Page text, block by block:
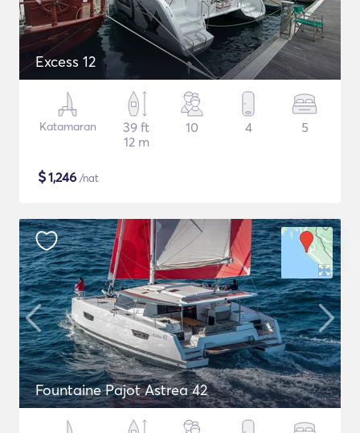
Excess 12
Katamaran
39 ft
12 m
10 4 5
$1,246 /nat
Fountaine Pajot Astrea 42